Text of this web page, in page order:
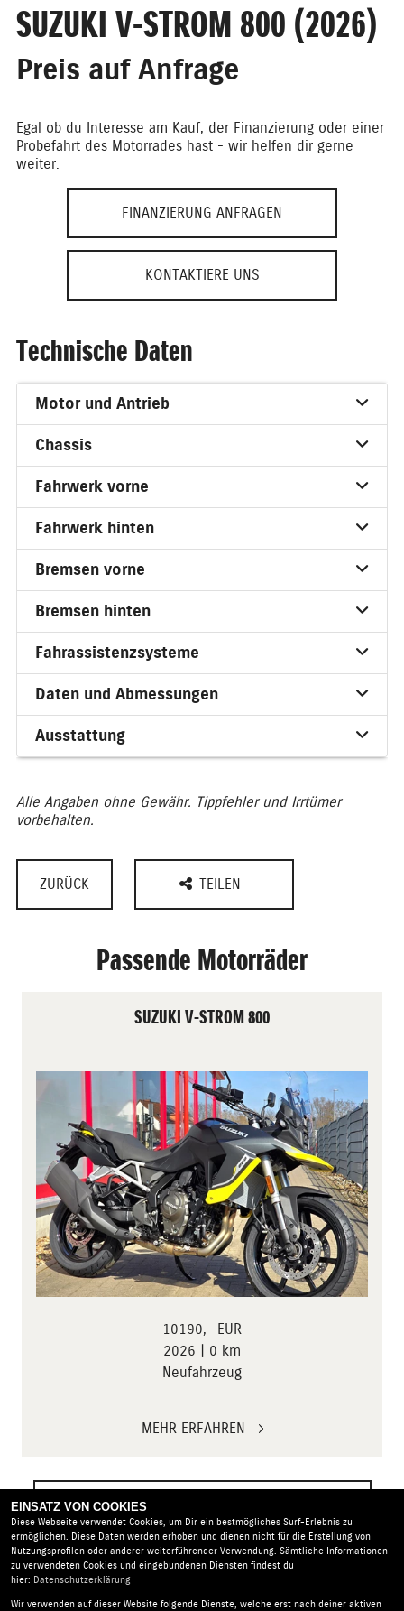
SUZUKI V-STROM 800 (2026)
Preis auf Anfrage
Egal ob du Interesse am Kauf, der Finanzierung oder einer
Probefahrt des Motorrades hast - wir helfen dir gerne
weiter:
FINANZIERUNG ANFRAGEN
KONTAKTIERE UNS
Technische Daten
Motor und Antrieb
Chassis
Fahrwerk vorne
Fahrwerk hinten
Bremsen vorne
Bremsen hinten
Fahrassistenzsysteme
Daten und Abmessungen
Ausstattung
Alle Angaben ohne Gewähr. Tippfehler und Irrtümer
vorbehalten.
ZURÜCK TEILEN
Passende Motorräder
SUZUKI V-STROM 800
10 190,- EUR
2026 | 0 km
Neufahrzeug
MEHR ERFAHREN
ZUR VOLLSTÄNDIGEN MOTORRADSUCHE
EINSATZ VON COOKIES
Diese Webseite verwendet Cookies, um Dir ein bestmögliches Surf-Erlebnis zu
ermöglichen. Diese Daten werden erhoben und dienen nicht für die Erstellung von
Nutzungsprofilen oder anderer weiterführender Verwendung. Sämtliche Informationen
zu verwendeten Cookies und eingebundenen Diensten findest du
hier: Datenschutzerklärung
Wir verwenden auf dieser Website folgende Dienste, welche erst nach deiner aktiven